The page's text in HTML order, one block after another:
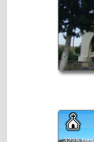
3228 hits